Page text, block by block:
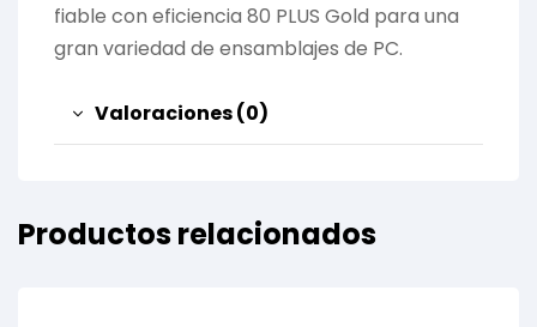
fiable con eficiencia 80 PLUS Gold para una
gran variedad de ensamblajes de PC.
Valoraciones (0)
Productos relacionados